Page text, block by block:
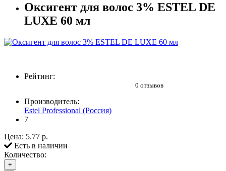
Оксигент для волос 3% ESTEL DE
LUXE 60 мл
Рейтинг:
0 отзывов
Производитель:
Estel Professional (Россия)
7
Цена: 5.77 р.
Есть в наличии
Количество:
+